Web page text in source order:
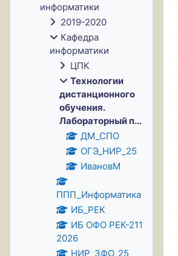
информатики
2019-2020
Кафедра
информатики
ЦПК
Технологии
дистанционного
обучения.
Лабораторный п...
ДМ_СПО
ОГЭ_НИР_25
ИвановМ
ППП_Информатика
ИБ_РЕК
ИБ ОФО РЕК-211
2026
НИР_ЗФО_25